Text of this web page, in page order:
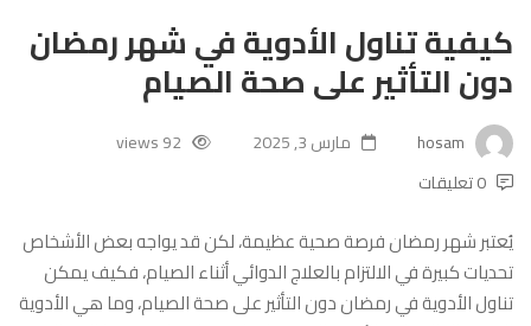
كيفية تناول الأدوية في شهر رمضان
دون التأثير على صحة الصيام
مارس 3, 2025
92 views
0 تعليقات
يُعتبر شهر رمضان فرصة صحية عظيمة، لكن قد يواجه بعض الأشخاص
تحديات كبيرة في الالتزام بالعلاج الدوائي أثناء الصيام، فكيف يمكن
تناول الأدوية في رمضان دون التأثير على صحة الصيام، وما هي الأدوية